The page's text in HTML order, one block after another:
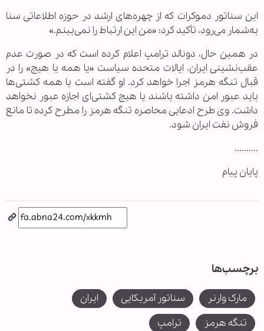
این سناتور دموکرات که از چهره‌های ارشد در حوزه اطلاعاتی سنا
به‌شمار می‌رود، تأکید کرد: «من این ارتباط را نمی‌بینم.»
در همین حال، دونالد ترامپ اعلام کرده است که در صورت عدم
عقب‌نشینی ایران، ایالات متحده سیاست «یا همه یا هیچ» را در
قبال تنگه هرمز اجرا خواهد کرد. او گفته است یا همه کشتی‌ها
باید عبور امن داشته باشند یا هیچ کشتی‌ای اجازه عبور نخواهد
داشت. وی طرح ادعایی محاصره تنگه هرمز را مطرح کرده تا مانع
فروش نفت ایران شود.
..........
پایان پیام
برچسب‌ها
مارک وارنر سناتور آمریکایی
ایران
تنگه هرمز
ترامپ